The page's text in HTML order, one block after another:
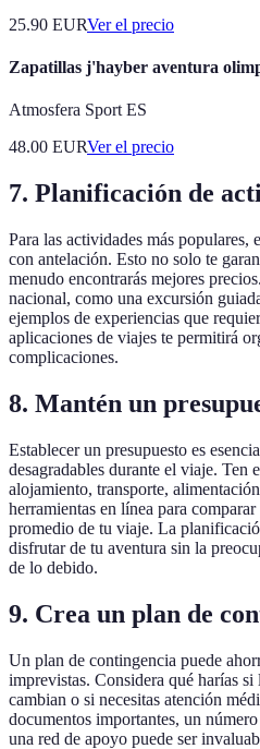
25.90 EURVer el precio
Zapatillas j'hayber aventura
Atmosfera Sport ES
48.00 EURVer el precio
7. Planificación de
Para las actividades más populares,
con antelación. Esto no solo te
menudo encontrarás mejores
nacional, como una excursión
ejemplos de experiencias que
aplicaciones de viajes te permitirá
complicaciones.
8. Mantén un
Establecer un presupuesto es
desagradables durante el viaje. Ten
alojamiento, transporte,
herramientas en línea para
promedio de tu viaje. La
disfrutar de tu aventura sin la
de lo debido.
9. Crea un plan de
Un plan de contingencia puede
imprevistas. Considera qué harías
cambian o si necesitas atención
documentos importantes, un
una red de apoyo puede ser